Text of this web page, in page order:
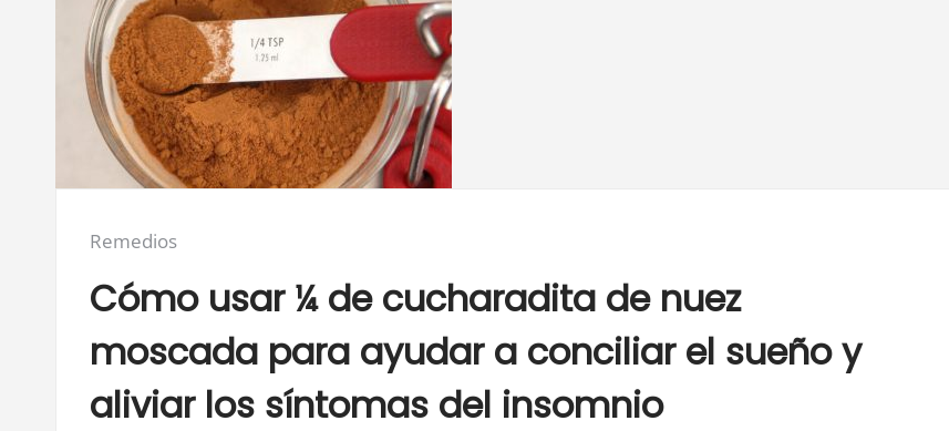
Posted
Remedios
Cómo usar ¼ de cucharadita de nuez
moscada para ayudar a conciliar el sueño y
aliviar los síntomas del insomnio